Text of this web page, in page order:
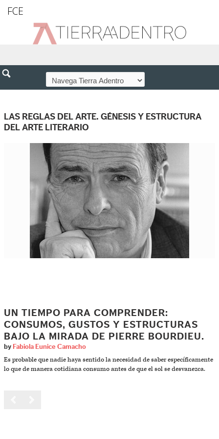
FCE
LAS REGLAS DEL ARTE. GÉNESIS Y ESTRUCTURA
DEL ARTE LITERARIO
UN TIEMPO PARA COMPRENDER:
CONSUMOS, GUSTOS Y ESTRUCTURAS
BAJO LA MIRADA DE PIERRE BOURDIEU.
by Fabiola Eunice Camacho
Es probable que nadie haya sentido la necesidad de saber específicamente
lo que de manera cotidiana consumo antes de que el sol se desvanezca.